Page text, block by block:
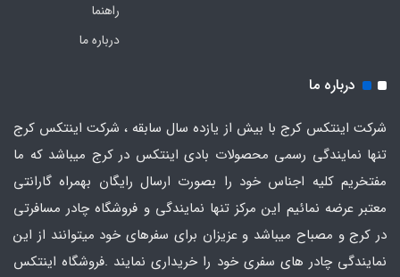
راهنما
درباره ما
درباره ما
شرکت اینتکس کرج با بیش از یازده سال سابقه ، شرکت اینتکس کرج
تنها نمایندگی رسمی محصولات بادی اینتکس در کرج میباشد که ما
مفتخریم کلیه اجناس خود را بصورت ارسال رایگان بهمراه گارانتی
معتبر عرضه نمائیم این مرکز تنها نمایندگی و فروشگاه چادر مسافرتی
در کرج و مصباح میباشد و عزیزان برای سفرهای خود میتوانند از این
نمایندگی چادر های سفری خود را خریداری نمایند .فروشگاه اینتکس